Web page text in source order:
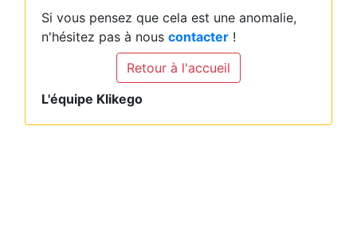
Si vous pensez que cela est une anomalie,
n'hésitez pas à nous contacter !
Retour à l'accueil
L'équipe Klikego